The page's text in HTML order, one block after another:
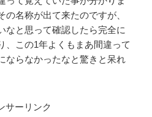
の名称が出て来たのですが、
なと思って確認したら完全に
、この1年よくもまあ間違って
ならなかったなと驚きと呆れ
サーリンク